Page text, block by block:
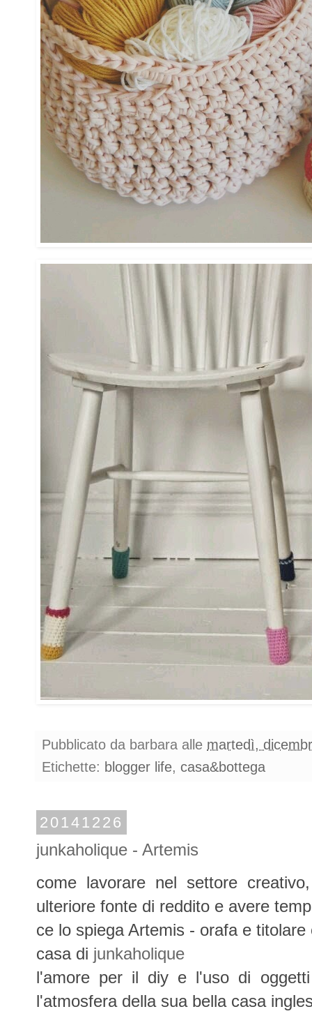
Pubblicato da barbara alle martedì,
Etichette: blogger life, casa&bottega
20141226
junkaholique - Artemis
come lavorare nel settore
ulteriore fonte di reddito e avere
ce lo spiega Artemis - orafa e
casa di junkaholique
l'amore per il diy e l'uso di
l'atmosfera della sua bella casa